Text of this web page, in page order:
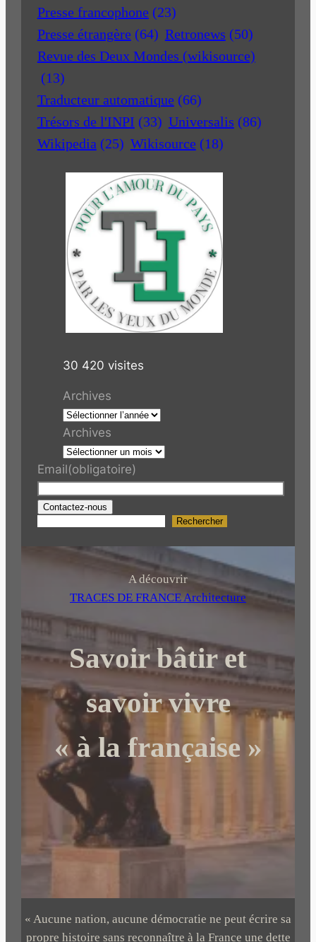
Presse francophone (23)
Presse étrangère (64) Retronews (50)
Revue des Deux Mondes (wikisource)
(13)
Traducteur automatique (66)
Trésors de l'INPI (33) Universalis (86)
Wikipedia (25) Wikisource (18)
30 420 visites
Archives
Archives
Email(obligatoire)
Contactez-nous
R
r
c
h
r
Rechercher
A découvrir
TRACES DE FRANCE Architecture
Savoir bâtir et
savoir vivre
« à la française »
« Aucune nation, aucune démocratie ne peut écrire sa
propre histoire sans reconnaître à la France une dette